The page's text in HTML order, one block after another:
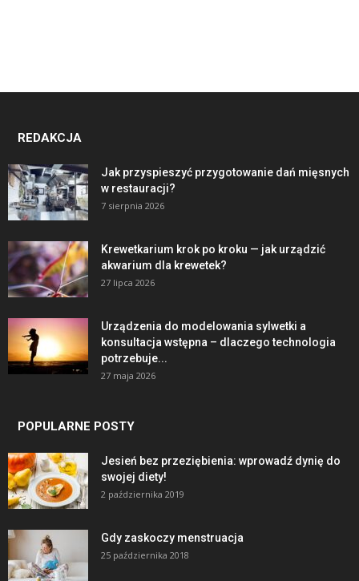
REDAKCJA
Jak przyspieszyć przygotowanie dań mięsnych
w restauracji?
7 sierpnia 2026
Krewetkarium krok po kroku — jak urządzić
akwarium dla krewetek?
27 lipca 2026
Urządzenia do modelowania sylwetki a
konsultacja wstępna – dlaczego technologia
potrzebuje...
27 maja 2026
POPULARNE POSTY
Jesień bez przeziębienia: wprowadź dynię do
swojej diety!
2 października 2019
Gdy zaskoczy menstruacja
25 października 2018